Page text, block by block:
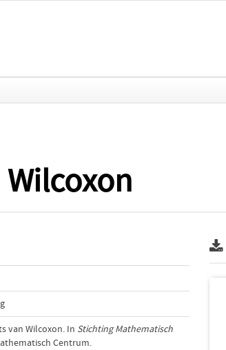
van Wilcoxon. In Stichting Mathematisch
Centrum.